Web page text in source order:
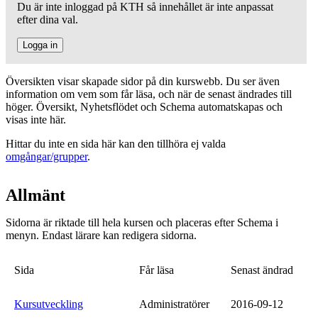
Du är inte inloggad på KTH så innehållet är inte anpassat
efter dina val.
Logga in
Översikten visar skapade sidor på din kurswebb. Du ser även
information om vem som får läsa, och när de senast ändrades till
höger. Översikt, Nyhetsflödet och Schema automatskapas och
visas inte här.
Hittar du inte en sida här kan den tillhöra ej valda
omgångar/grupper.
Allmänt
Sidorna är riktade till hela kursen och placeras efter Schema i
menyn. Endast lärare kan redigera sidorna.
Sida Får läsa Senast ändrad
Kursutveckling Administratörer 2016-09-12